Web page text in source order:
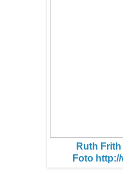
Ruth
Foto